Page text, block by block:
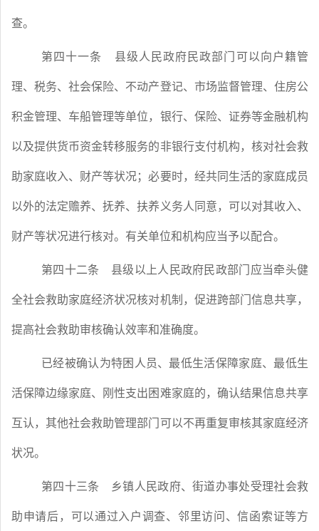
查。
第四十一条 县级人民政府民政部门可以向户籍管
理、税务、社会保险、不动产登记、市场监督管理、住房公
积金管理、车船管理等单位，银行、保险、证券等金融机构
以及提供货币资金转移服务的非银行支付机构，核对社会救
助家庭收入、财产等状况；必要时，经共同生活的家庭成员
以外的法定赡养、抚养、扶养义务人同意，可以对其收入、
财产等状况进行核对。有关单位和机构应当予以配合。
第四十二条 县级以上人民政府民政部门应当牵头健
全社会救助家庭经济状况核对机制，促进跨部门信息共享，
提高社会救助审核确认效率和准确度。
已经被确认为特困人员、最低生活保障家庭、最低生
活保障边缘家庭、刚性支出困难家庭的，确认结果信息共享
互认，其他社会救助管理部门可以不再重复审核其家庭经济
状况。
第四十三条 乡镇人民政府、街道办事处受理社会救
助申请后，可以通过入户调查、邻里访问、信函索证等方